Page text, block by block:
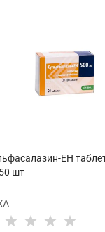
ЕН
шт